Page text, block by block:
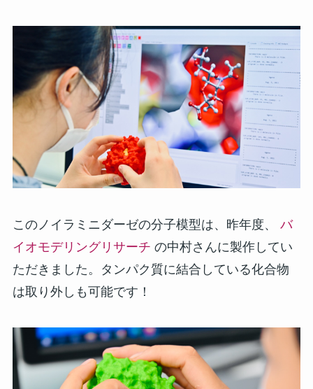
このノイラミニダーゼの分子模型は、昨年度、
バ
イオモデリングリサーチ の中村さんに製作してい
ただきました。タンパク質に結合している化合物
は取り外しも可能です！